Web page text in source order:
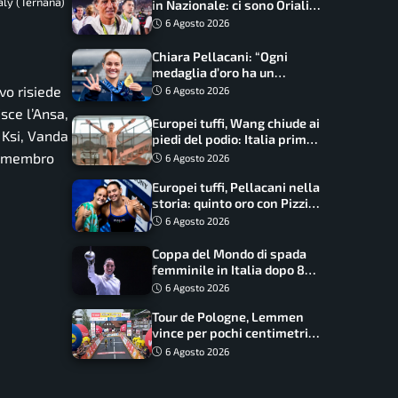
risiede
l’Ansa,
Vanda
in Nazionale: ci sono Oriali e
Bonucci, confermato un
6 Agosto 2026
Chiara Pellacani: “Ogni
medaglia d’oro ha un
significato diverso. Ho fatto
6 Agosto 2026
Europei tuffi, Wang chiude ai
piedi del podio: Italia prima
nel medagliere
6 Agosto 2026
Europei tuffi, Pellacani nella
storia: quinto oro con Pizzini
nel sincro da 3 metri
6 Agosto 2026
Coppa del Mondo di spada
femminile in Italia dopo 8
anni, Alberta Santuccio: “Il
frutti”
6 Agosto 2026
Tour de Pologne, Lemmen
vince per pochi centimetri
su Scaroni: maxi-caduta e
6 Agosto 2026